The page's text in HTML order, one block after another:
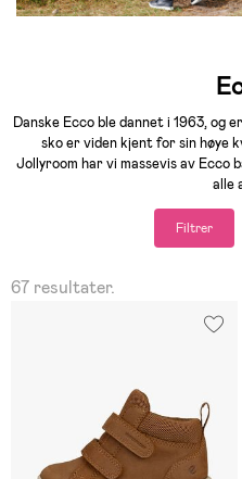
Danske Ecco ble dannet i 1963, og
sko er viden kjent for sin høye
Jollyroom har vi massevis av Ecco
alle
Filtrer
67 resultater.